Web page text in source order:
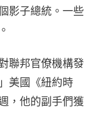
影子總統。一些
聯邦官僚機構發
美國《紐約時
，他的副手們獲